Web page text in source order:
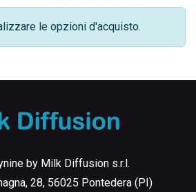
le opzioni d'acquisto.
by Milk Diffusion s.r.l.
28, 56025 Pontedera (PI)